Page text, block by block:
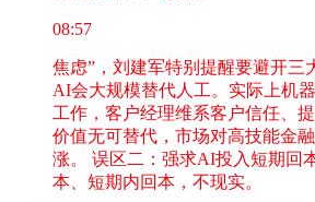
08:57
焦虑”，刘建军特别提醒要避开三
AI会大规模替代人工。实际上机
工作，客户经理维系客户信任、
价值无可替代，市场对高技能金
涨。 误区二：强求AI投入短期回
本、短期内回本，不现实。